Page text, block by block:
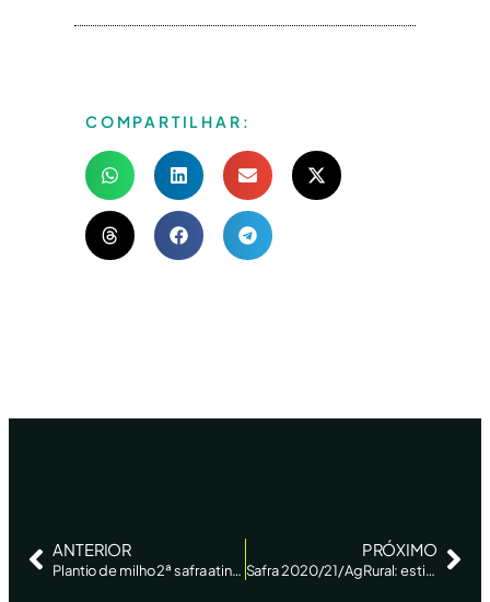
COMPARTILHAR:
ANTERIOR
Plantio de milho 2ª safra atinge 3/4 da área; janela ideal se fecha, diz AgRural
PRÓXIMO
Safra 2020/21/AgRural: estimativa de produção de soja do Brasil é mantida em 133 milhões de t